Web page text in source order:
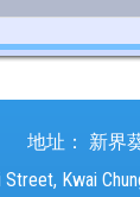
地址：
新界
Street, Kwai